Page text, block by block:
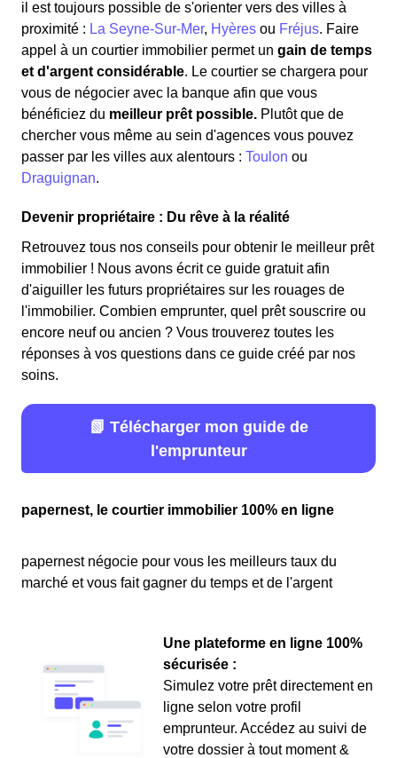
il est toujours possible de s'orienter vers des villes à
proximité : La Seyne-Sur-Mer, Hyères ou Fréjus. Faire
appel à un courtier immobilier permet un gain de temps
et d'argent considérable. Le courtier se chargera pour
vous de négocier avec la banque afin que vous
bénéficiez du meilleur prêt possible. Plutôt que de
chercher vous même au sein d'agences vous pouvez
passer par les villes aux alentours : Toulon ou
Draguignan.
Devenir propriétaire : Du rêve à la réalité
Retrouvez tous nos conseils pour obtenir le meilleur prêt
immobilier ! Nous avons écrit ce guide gratuit afin
d'aiguiller les futurs propriétaires sur les rouages de
l'immobilier. Combien emprunter, quel prêt souscrire ou
encore neuf ou ancien ? Vous trouverez toutes les
réponses à vos questions dans ce guide créé par nos
soins.
📗 Télécharger mon guide de
l'emprunteur
papernest, le courtier immobilier 100% en ligne
papernest négocie pour vous les meilleurs taux du
marché et vous fait gagner du temps et de l'argent
Une plateforme en ligne 100%
sécurisée :
Simulez votre prêt directement en
ligne selon votre profil
emprunteur. Accédez au suivi de
votre dossier à tout moment &